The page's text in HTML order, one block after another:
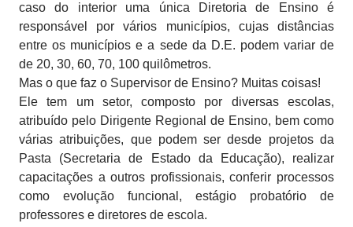
caso do interior uma única Diretoria de Ensino é
responsável por vários municípios, cujas distâncias
entre os municípios e a sede da D.E. podem variar de
de 20, 30, 60, 70, 100 quilômetros.
Mas o que faz o Supervisor de Ensino? Muitas coisas!
Ele tem um setor, composto por diversas escolas,
atribuído pelo Dirigente Regional de Ensino, bem como
várias atribuições, que podem ser desde projetos da
Pasta (Secretaria de Estado da Educação), realizar
capacitações a outros profissionais, conferir processos
como evolução funcional, estágio probatório de
professores e diretores de escola.